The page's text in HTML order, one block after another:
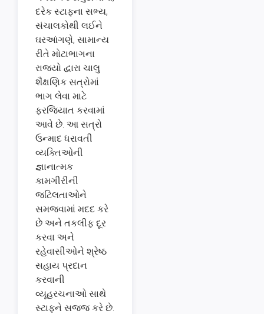
દરેક સ્ટાફના સભ્ય,
સંચાલકોથી લઈને
ઘરઆંગણે, સામાન્ય
રીતે મોટાભાગના
રાજ્યો દ્વારા ચાલુ
શૈક્ષણિક સત્રોમાં
ભાગ લેવા માટે
ફરજિયાત કરવામાં
આવે છે. આ સત્રો
ઉન્માદ ધરાવતી
વ્યક્તિઓની
જ્ઞાનાત્મક
કામગીરીની
જટિલતાઓને
સમજવામાં મદદ કરે
છે અને તકલીફ દૂર
કરવા અને
રહેવાસીઓને શ્રેષ્ઠ
સહાય પ્રદાન
કરવાની
વ્યૂહરચનાઓ સાથે
સ્ટાફને સજ્જ કરે છે.